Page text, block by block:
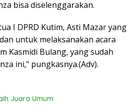
bisa diselenggarakan.
I DPRD Kutim, Asti Mazar yang
untuk melaksanakan acara
Kasmidi Bulang, yang sudah
ini,” pungkasnya.(Adv).
Juara Umum